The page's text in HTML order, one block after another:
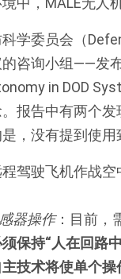
科学委员会（
咨询小组——发
in DOD
报告中有两个发
，没有提到使
驾驶飞机作战
器操作：目前，
保持“人在回路
技术将使单个